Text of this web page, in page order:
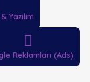
Yazılım
Reklamları (Ads)